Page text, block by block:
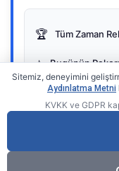
🏆 Tüm Zaman
⭐ Bugünün
Sitemiz, deneyimini
Aydınlatma Metni
KVKK ve GDPR